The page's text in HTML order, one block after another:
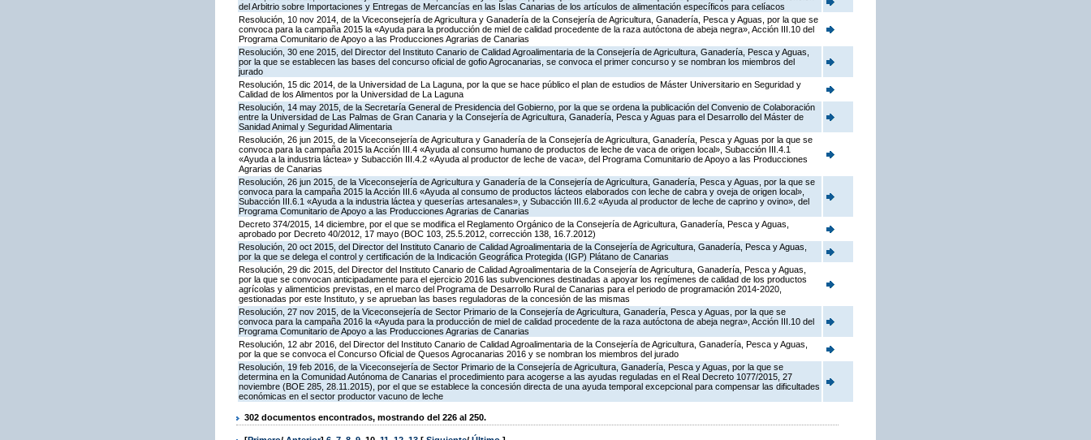
del Arbitrio sobre Importaciones y Entregas de Mercancías en las Islas Canarias de los artículos de alimentación específicos para celíacos
Resolución, 10 nov 2014, de la Viceconsejería de Agricultura y Ganadería de la Consejería de Agricultura, Ganadería, Pesca y Aguas, por la que se
convoca para la campaña 2015 la «Ayuda para la producción de miel de calidad procedente de la raza autóctona de abeja negra», Acción III.10 del
Programa Comunitario de Apoyo a las Producciones Agrarias de Canarias
Resolución, 30 ene 2015, del Director del Instituto Canario de Calidad Agroalimentaria de la Consejería de Agricultura, Ganadería, Pesca y Aguas,
por la que se establecen las bases del concurso oficial de gofio Agrocanarias, se convoca el primer concurso y se nombran los miembros del
jurado
Resolución, 15 dic 2014, de la Universidad de La Laguna, por la que se hace público el plan de estudios de Máster Universitario en Seguridad y
Calidad de los Alimentos por la Universidad de La Laguna
Resolución, 14 may 2015, de la Secretaría General de Presidencia del Gobierno, por la que se ordena la publicación del Convenio de Colaboración
entre la Universidad de Las Palmas de Gran Canaria y la Consejería de Agricultura, Ganadería, Pesca y Aguas para el Desarrollo del Máster de
Sanidad Animal y Seguridad Alimentaria
Resolución, 26 jun 2015, de la Viceconsejería de Agricultura y Ganadería de la Consejería de Agricultura, Ganadería, Pesca y Aguas por la que se
convoca para la campaña 2015 la Acción III.4 «Ayuda al consumo humano de productos de leche de vaca de origen local», Subacción III.4.1
«Ayuda a la industria láctea» y Subacción III.4.2 «Ayuda al productor de leche de vaca», del Programa Comunitario de Apoyo a las Producciones
Agrarias de Canarias
Resolución, 26 jun 2015, de la Viceconsejería de Agricultura y Ganadería de la Consejería de Agricultura, Ganadería, Pesca y Aguas, por la que se
convoca para la campaña 2015 la Acción III.6 «Ayuda al consumo de productos lácteos elaborados con leche de cabra y oveja de origen local»,
Subacción III.6.1 «Ayuda a la industria láctea y queserías artesanales», y Subacción III.6.2 «Ayuda al productor de leche de caprino y ovino», del
Programa Comunitario de Apoyo a las Producciones Agrarias de Canarias
Decreto 374/2015, 14 diciembre, por el que se modifica el Reglamento Orgánico de la Consejería de Agricultura, Ganadería, Pesca y Aguas,
aprobado por Decreto 40/2012, 17 mayo (BOC 103, 25.5.2012, corrección 138, 16.7.2012)
Resolución, 20 oct 2015, del Director del Instituto Canario de Calidad Agroalimentaria de la Consejería de Agricultura, Ganadería, Pesca y Aguas,
por la que se delega el control y certificación de la Indicación Geográfica Protegida (IGP) Plátano de Canarias
Resolución, 29 dic 2015, del Director del Instituto Canario de Calidad Agroalimentaria de la Consejería de Agricultura, Ganadería, Pesca y Aguas,
por la que se convocan anticipadamente para el ejercicio 2016 las subvenciones destinadas a apoyar los regímenes de calidad de los productos
agrícolas y alimenticios previstas, en el marco del Programa de Desarrollo Rural de Canarias para el periodo de programación 2014-2020,
gestionadas por este Instituto, y se aprueban las bases reguladoras de la concesión de las mismas
Resolución, 27 nov 2015, de la Viceconsejería de Sector Primario de la Consejería de Agricultura, Ganadería, Pesca y Aguas, por la que se
convoca para la campaña 2016 la «Ayuda para la producción de miel de calidad procedente de la raza autóctona de abeja negra», Acción III.10 del
Programa Comunitario de Apoyo a las Producciones Agrarias de Canarias
Resolución, 12 abr 2016, del Director del Instituto Canario de Calidad Agroalimentaria de la Consejería de Agricultura, Ganadería, Pesca y Aguas,
por la que se convoca el Concurso Oficial de Quesos Agrocanarias 2016 y se nombran los miembros del jurado
Resolución, 19 feb 2016, de la Viceconsejería de Sector Primario de la Consejería de Agricultura, Ganadería, Pesca y Aguas, por la que se
determina en la Comunidad Autónoma de Canarias el procedimiento para acogerse a las ayudas reguladas en el Real Decreto 1077/2015, 27
noviembre (BOE 285, 28.11.2015), por el que se establece la concesión directa de una ayuda temporal excepcional para compensar las dificultades
económicas en el sector productor vacuno de leche
302 documentos encontrados, mostrando del 226 al 250.